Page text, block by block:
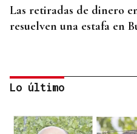
Las retiradas de dinero
resuelven una estafa en
Lo último